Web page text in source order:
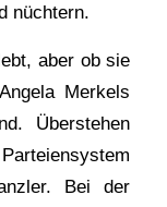
nüchtern.
aber ob sie
Merkels
Überstehen
Bei der